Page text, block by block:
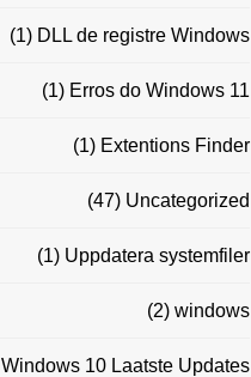
DLL de registre Windows
(1)
Erros do Windows 11
(1)
Extentions Finder
(1)
Uncategorized
(47)
Uppdatera systemfiler
(1)
windows
(2)
Windows 10 Laatste Updates